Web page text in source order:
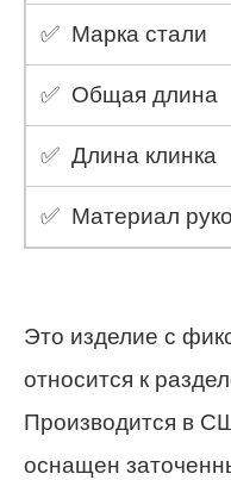
✅ Марка стали
✅ Общая длина
✅ Длина клинка
✅ Материал
Это изделие с
относится к
Производится в
оснащен